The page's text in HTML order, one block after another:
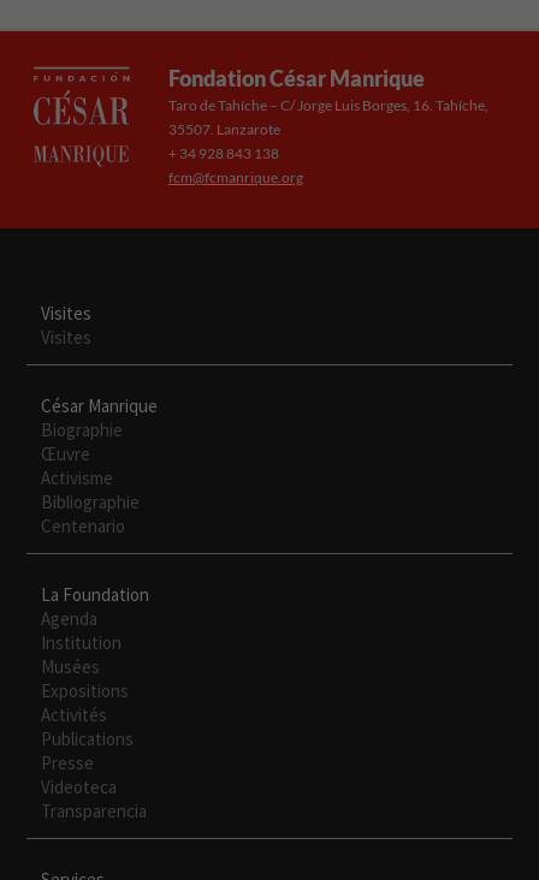
Fondation César Manrique
Taro de Tahíche – C/ Jorge Luis Borges, 16. Tahíche,
35507. Lanzarote
+ 34 928 843 138
fcm@fcmanrique.org
Visites
Visites
César Manrique
Biographie
Œuvre
Activisme
Bibliographie
Centenario
La Foundation
Agenda
Institution
Musées
Expositions
Activités
Publications
Presse
Videoteca
Transparencia